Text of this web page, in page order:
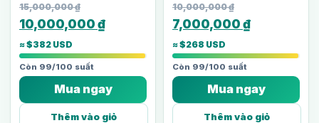
15,000,000₫
10,000,000 ₫
≈ $382 USD
Còn 99/100 suất
Mua ngay
Thêm vào giỏ
10,000,000₫
7,000,000 ₫
≈ $268 USD
Còn 99/100 suất
Mua ngay
Thêm vào giỏ